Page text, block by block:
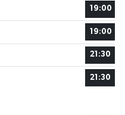
19:00
19:00
21:30
21:30